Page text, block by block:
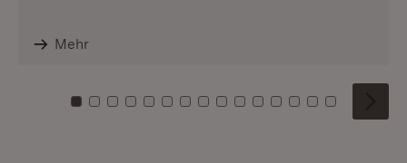
Mehr
Zu Kachel: 0
Zu Kachel: 1
Zu Kachel: 2
Zu Kachel: 3
Zu Kachel: 4
Zu Kachel: 5
Zu Kachel: 6
Zu Kachel: 7
Zu Kachel: 8
Zu Kachel: 9
Zu Kachel: 10
Zu Kachel: 11
Zu Kachel: 12
Zu Kachel:
Zu